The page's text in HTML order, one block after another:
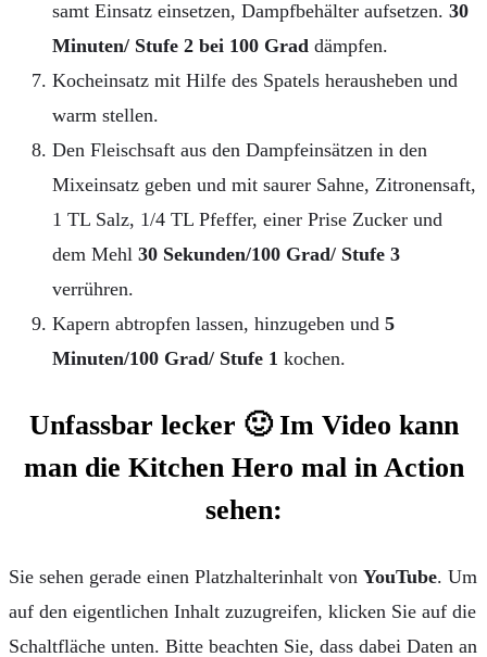
samt Einsatz einsetzen, Dampfbehälter aufsetzen. 30
Minuten/ Stufe 2 bei 100 Grad dämpfen.
Kocheinsatz mit Hilfe des Spatels herausheben und
warm stellen.
Den Fleischsaft aus den Dampfeinsätzen in den
Mixeinsatz geben und mit saurer Sahne, Zitronensaft,
1 TL Salz, 1/4 TL Pfeffer, einer Prise Zucker und
dem Mehl 30 Sekunden/100 Grad/ Stufe 3
verrühren.
Kapern abtropfen lassen, hinzugeben und 5
Minuten/100 Grad/ Stufe 1 kochen.
Unfassbar lecker 🙂 Im Video kann
man die Kitchen Hero mal in Action
sehen:
Sie sehen gerade einen Platzhalterinhalt von YouTube. Um
auf den eigentlichen Inhalt zuzugreifen, klicken Sie auf die
Schaltfläche unten. Bitte beachten Sie, dass dabei Daten an